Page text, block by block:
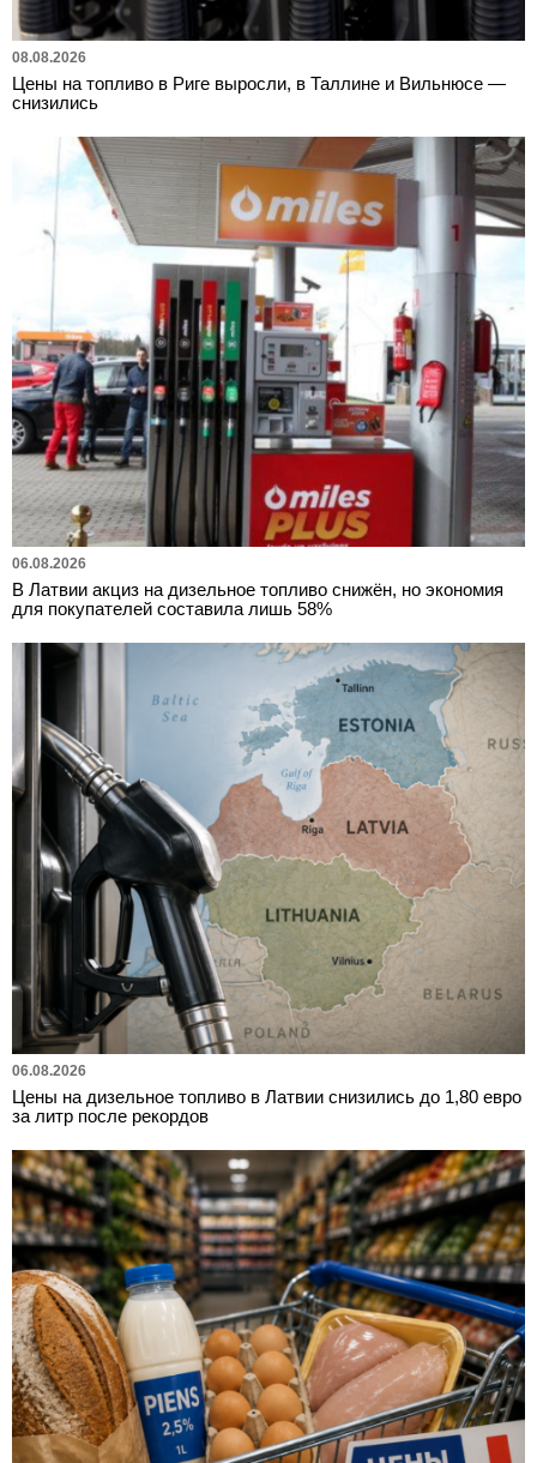
08.08.2026
Цены на топливо в Риге выросли, в Таллине и Вильнюсе —
снизились
06.08.2026
В Латвии акциз на дизельное топливо снижён, но экономия
для покупателей составила лишь 58%
06.08.2026
Цены на дизельное топливо в Латвии снизились до 1,80 евро
за литр после рекордов